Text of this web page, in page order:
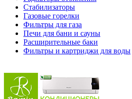
Стабилизаторы
Газовые горелки
Фильтры для газа
Печи для бани и сауны
Расширительные баки
Фильтры и картриджи для воды